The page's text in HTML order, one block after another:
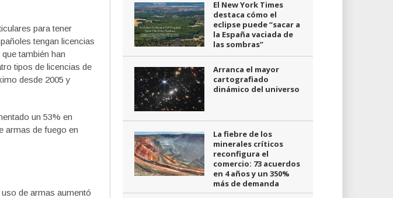
para tener
tengan licencias
también han
tipos de licencias de
desde 2005 y
un 53% en
armas de fuego en
de armas aumentó
El New York Times
destaca cómo el
eclipse puede “sacar a
la España vaciada de
las sombras”
Arranca el mayor
cartografiado
dinámico del universo
La fiebre de los
minerales críticos
reconfigura el
comercio: 73 acuerdos
en 4 años y un 350%
más de demanda